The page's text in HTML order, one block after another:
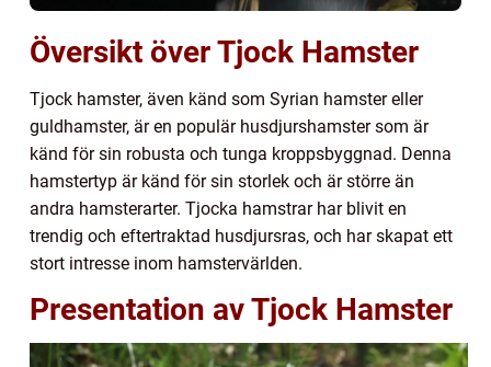
Översikt över Tjock Hamster
Tjock hamster, även känd som Syrian hamster eller
guldhamster, är en populär husdjurshamster som är
känd för sin robusta och tunga kroppsbyggnad. Denna
hamstertyp är känd för sin storlek och är större än
andra hamsterarter. Tjocka hamstrar har blivit en
trendig och eftertraktad husdjursras, och har skapat ett
stort intresse inom hamstervärlden.
Presentation av Tjock Hamster